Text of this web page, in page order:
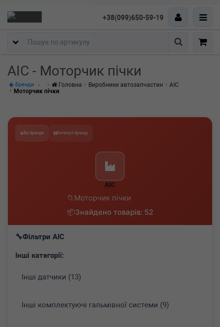
+38(099)650-59-19
Пошук
AIC - Моторчик пічки
Бренди Головна Виробники автозапчастин
AIC
Моторчик пічки
Всі бренди Категорії бренду
AIC
Моторчик пічки
Знайдено товарів: 52
Фільтри AIC
Інші категорії:
Інші датчики (13)
Інші комплектуючі гальмівної системи (9)